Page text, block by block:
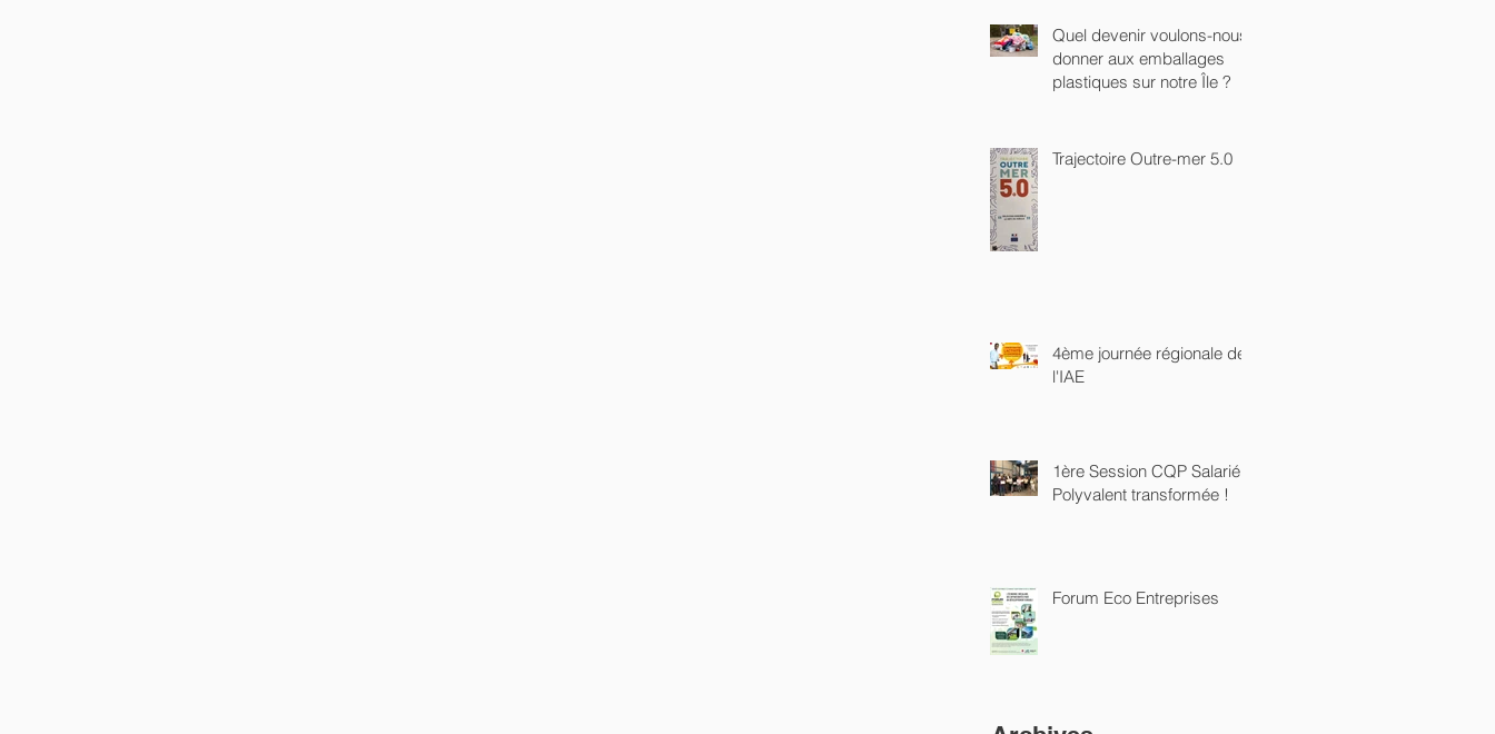
Quel devenir voulons-nous
donner aux emballages
plastiques sur notre Île ?
Trajectoire Outre-mer 5.0
4ème journée régionale de
l'IAE
1ère Session CQP Salarié
Polyvalent transformée !
Forum Eco Entreprises